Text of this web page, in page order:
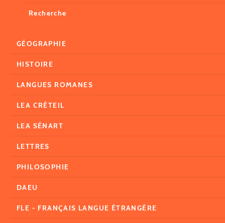
Recherche
GÉOGRAPHIE
HISTOIRE
LANGUES ROMANES
LEA CRÉTEIL
LEA SÉNART
LETTRES
PHILOSOPHIE
DAEU
FLE - FRANÇAIS LANGUE ÉTRANGÈRE